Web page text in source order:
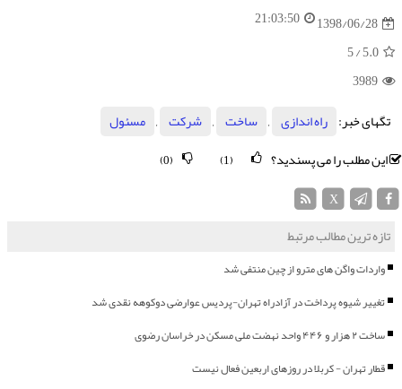
1398/06/28
21:03:50
5.0
/ 5
3989
تگهای خبر:
راه اندازی , ساخت , شركت ,
مسئول
این مطلب را می پسندید؟
(0)
تازه ترین مطالب مرتبط
واردات واگن های مترو از چین منتفی شد
تغییر شیوه پرداخت در آزادراه تهران-پردیس عوارضی دوکوهه نقدی شد
ساخت ۲ هزار و ۴۴۶ واحد نهضت ملی مسکن در خراسان رضوی
قطار تهران - کربلا در روزهای اربعین فعال نیست